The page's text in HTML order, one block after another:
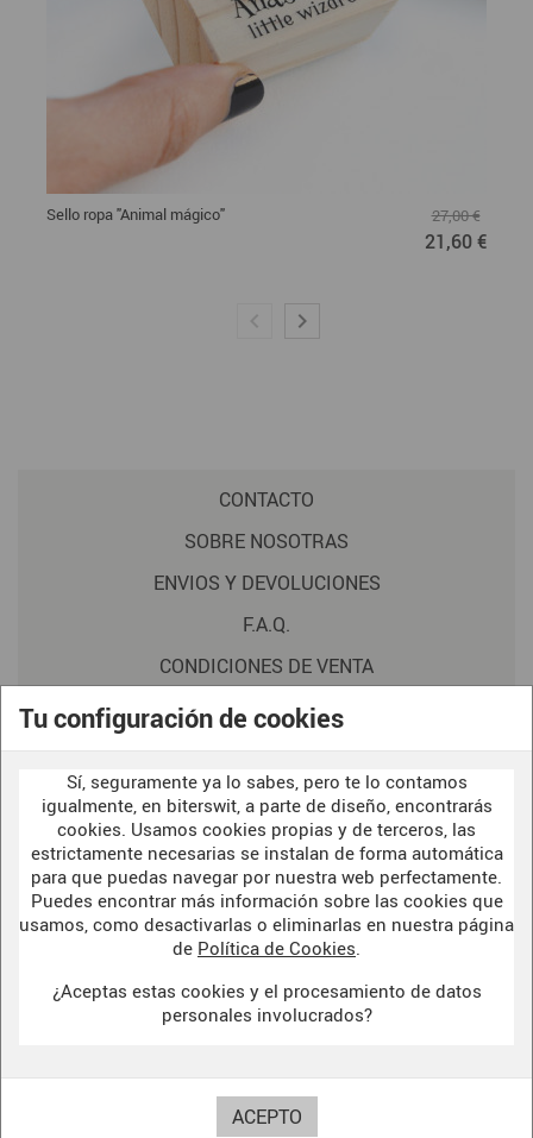
Tu configuración de cookies
Sí, seguramente ya lo sabes, pero te lo contamos
igualmente, en biterswit, a parte de diseño, encontrarás
cookies. Usamos cookies propias y de terceros, las
estrictamente necesarias se instalan de forma automática
para que puedas navegar por nuestra web perfectamente.
Puedes encontrar más información sobre las cookies que
usamos, como desactivarlas o eliminarlas en nuestra página
de Política de Cookies.
¿Aceptas estas cookies y el procesamiento de datos
personales involucrados?
Sello ropa "Animal mágico" 27,00 €
21,60 €
CONTACTO
SOBRE NOSOTRAS
ENVIOS Y DEVOLUCIONES
F.A.Q.
CONDICIONES DE VENTA
POLITICA DE PRIVACIDAD
AVISO LEGAL
POLÍTICA DE COOKIES
WELCOME TO OUR
DARK SIDE
BITERSWIT STUDIO
DARK SIDE